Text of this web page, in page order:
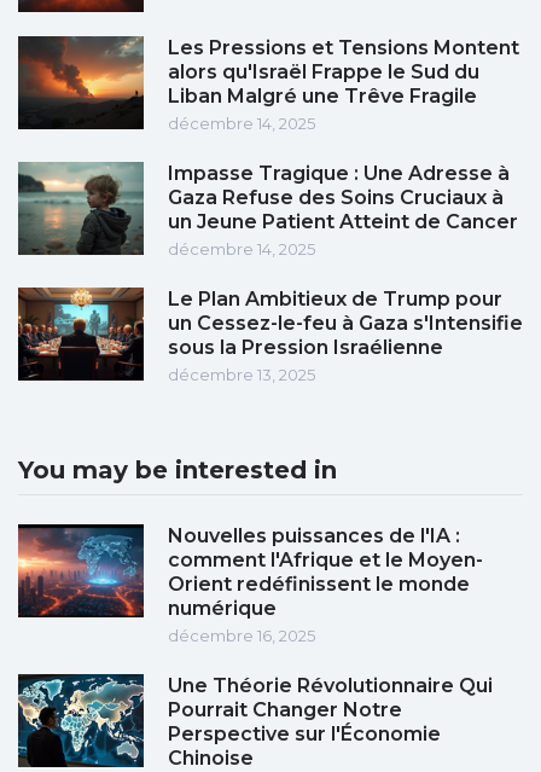
Les Pressions et Tensions Montent
alors qu'Israël Frappe le Sud du
Liban Malgré une Trêve Fragile
décembre 14, 2025
Impasse Tragique : Une Adresse à
Gaza Refuse des Soins Cruciaux à
un Jeune Patient Atteint de Cancer
décembre 14, 2025
Le Plan Ambitieux de Trump pour
un Cessez-le-feu à Gaza s'Intensifie
sous la Pression Israélienne
décembre 13, 2025
You may be interested in
Nouvelles puissances de l'IA :
comment l'Afrique et le Moyen-
Orient redéfinissent le monde
numérique
décembre 16, 2025
Une Théorie Révolutionnaire Qui
Pourrait Changer Notre
Perspective sur l'Économie
Chinoise